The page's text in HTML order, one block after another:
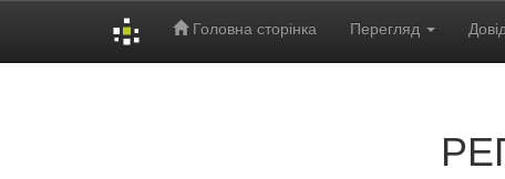
Головна сторінка Перегляд